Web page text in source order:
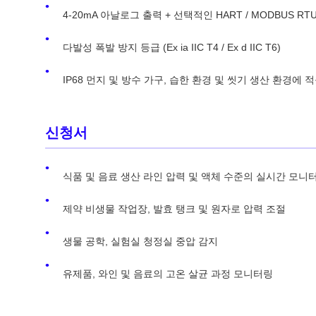
4-20mA 아날로그 출력 + 선택적인 HART / MODBUS
다발성 폭발 방지 등급 (Ex ia IIC T4 / Ex d IIC T6)
IP68 먼지 및 방수 가구, 습한 환경 및 씻기 생산 환경에 적
신청서
식품 및 음료 생산 라인 압력 및 액체 수준의 실시간 모니
제약 비생물 작업장, 발효 탱크 및 원자로 압력 조절
생물 공학, 실험실 청정실 중압 감지
유제품, 와인 및 음료의 고온 살균 과정 모니터링